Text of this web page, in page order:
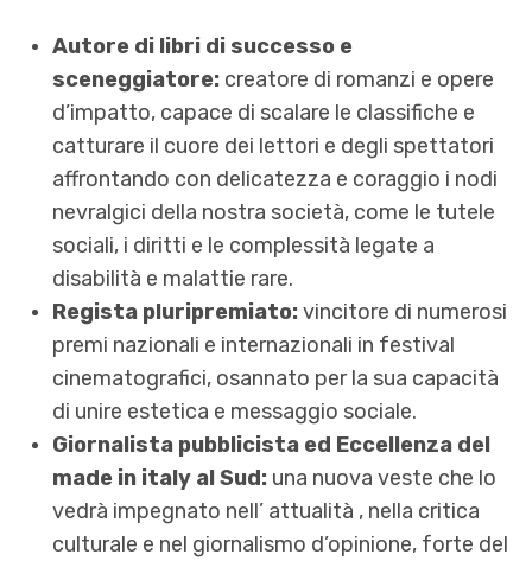
Autore di libri di successo e
sceneggiatore:creatore di romanzi e opere
d’impatto, capace di scalare le classifiche e
catturare il cuore dei lettori e degli spettatori
affrontando con delicatezza e coraggio i nodi
nevralgici della nostra società, come le tutele
sociali, i diritti e le complessità legate a
disabilità e malattie rare.
Regista pluripremiato:vincitore di numerosi
premi nazionali e internazionali in festival
cinematografici, osannato per la sua capacità
di unire estetica e messaggio sociale.
Giornalista pubblicista ed Eccellenza del
made in italy al Sud:una nuova veste che lo
vedrà impegnato nell’ attualità , nella critica
culturale e nel giornalismo d’opinione, forte del